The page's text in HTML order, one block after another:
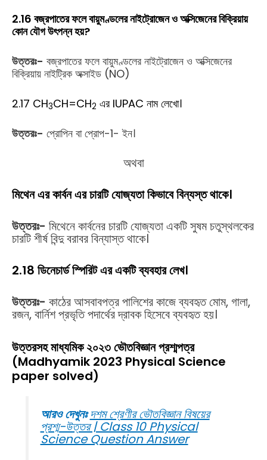
2.16 বজ্রপাতের ফলে বায়ুমণ্ডলের নাইট্রোজেন ও অক্সিজেনের বিক্রিয়ায়
কোন যৌগ উৎপন্ন হয়?
উত্তরঃ- বজ্রপাতের ফলে বায়ুমণ্ডলের নাইট্রোজেন ও অক্সিজেনের
বিক্রিয়ায় নাইট্রিক অক্সাইড (NO)
2.17 CH3CH=CH2 এর IUPAC নাম লেখো।
উত্তরঃ- প্রোপিন বা প্রোপ-1- ইন।
অথবা
মিথেন এর কার্বন এর চারটি যোজ্যতা কিভাবে বিন্যস্ত থাকে।
উত্তরঃ- মিথেনে কার্বনের চারটি যোজ্যতা একটি সুষম চতুস্থলকের
চারটি শীর্ষ বিন্দু বরাবর বিন্যাস্ত থাকে।
2.18 ডিনেচার্ড স্পিরিট এর একটি ব্যবহার লেখ।
উত্তরঃ- কাঠের আসবাবপত্র পালিশের কাজে ব্যবহৃত মোম, গালা,
রজন, বার্নিশ প্রভৃতি পদার্থের দ্রাবক হিসেবে ব্যবহৃত হয়।
উত্তরসহ মাধ্যমিক ২০২৩ ভৌতবিজ্ঞান প্রশ্মপত্র
(Madhyamik 2023 Physical Science
paper solved)
আরও দেখুনঃ দশম শ্রেণীর ভৌতবিজ্ঞান বিষয়ের
প্রশ্ম-উত্তর | Class 10 Physical
Science Question Answer